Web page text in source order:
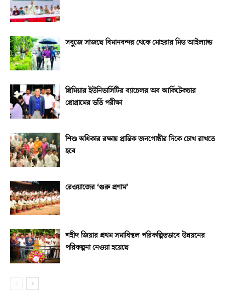
সবুজে সাজছে বিমানবন্দর থেকে মোহরার মিড আইল্যান্ড
প্রিমিয়ার ইউনিভার্সিটির ব্যাচেলর অব আর্কিটেকচার
প্রোগ্রামের ভর্তি পরীক্ষা
শিশু অধিকার রক্ষায় প্রান্তিক জনগোষ্ঠীর দিকে চোখ রাখতে
হবে
রেওয়াজের ‘গুরু প্রণাম’
শহীদ জিয়ার প্রথম সমাধিস্থল পরিকল্পিতভাবে উন্নয়নের
পরিকল্পনা নেওয়া হয়েছে